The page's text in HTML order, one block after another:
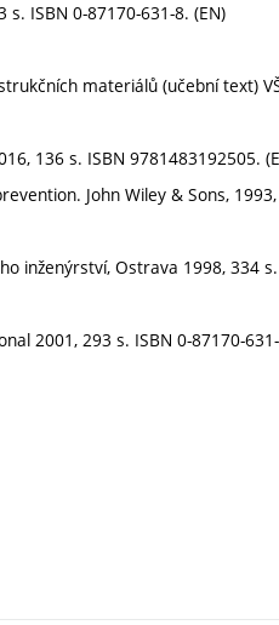
ISBN 0-87170-631-8. (EN)
materiálů (učební text)
136 s. ISBN 9781483192505.
John Wiley & Sons,
inženýrství, Ostrava 1998, 334
2001, 293 s. ISBN 0-87170-